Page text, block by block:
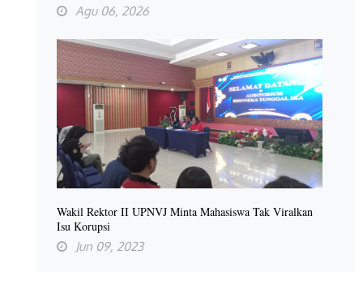
Agu 06, 2026
Wakil Rektor II UPNVJ Minta Mahasiswa Tak Viralkan
Isu Korupsi
Jun 09, 2023